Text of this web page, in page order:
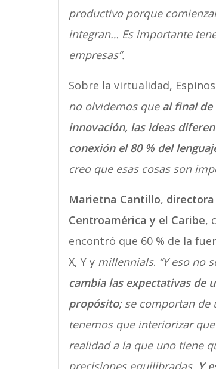
productivo porque
integran… Es importante
empresas”.
Sobre la virtualidad,
no olvidemos que al final de
innovación, las ideas
conexión el 80 % del
creo que esas cosas son
Marietna Cantillo,
Centroamérica y el Caribe,
encontró que 60 % de la
X, Y y millennials. “Y eso no
cambia las expectativas de
propósito;se comportan de
tenemos que interiorizar
realidad a la que uno tiene
precisiones equilibradas. Y